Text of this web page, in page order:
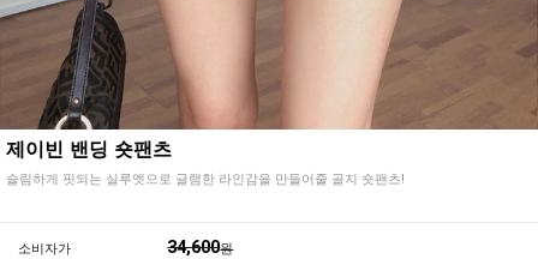
제이빈 밴딩 숏팬츠
슬림하게 핏되는 실루엣으로 글램한 라인감을 만들어줄 골지 숏팬츠!
소비자가 34,600원